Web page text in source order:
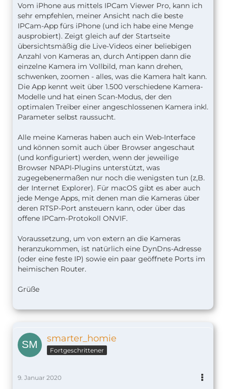
Vom iPhone aus mittels IPCam Viewer Pro, kann ich
sehr empfehlen, meiner Ansicht nach die beste
IPCam-App fürs iPhone (und ich habe eine Menge
ausprobiert). Zeigt gleich auf der Startseite
übersichtsmäßig die Live-Videos einer beliebigen
Anzahl von Kameras an, durch Antippen dann die
einzelne Kamera im Vollbild, man kann drehen,
schwenken, zoomen - alles, was die Kamera halt kann.
Die App kennt weit über 1.500 verschiedene Kamera-
Modelle und hat einen Scan-Modus, der den
optimalen Treiber einer angeschlossenen Kamera inkl.
Parameter selbst raussucht.
Alle meine Kameras haben auch ein Web-Interface
und können somit auch über Browser angeschaut
(und konfiguriert) werden, wenn der jeweilige
Browser NPAPI-Plugins unterstützt, was
zugegebenermaßen nur noch die wenigsten tun (z,B.
der Internet Explorer). Für macOS gibt es aber auch
jede Menge Apps, mit denen man die Kameras über
deren RTSP-Port ansteuern kann, oder über das
offene IPCam-Protokoll ONVIF.
Voraussetzung, um von extern an die Kameras
heranzukommen, ist natürlich eine DynDns-Adresse
(oder eine feste IP) sowie ein paar geöffnete Ports im
heimischen Router.
Grüße
smarter_homie
Fortgeschrittener
9. Januar 2020